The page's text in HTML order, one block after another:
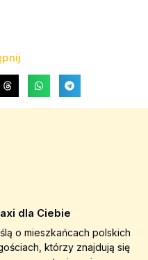
dla Ciebie
o mieszkańcach polskich
którzy znajdują się